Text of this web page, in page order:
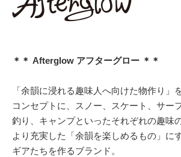
＊＊ Afterglow アフターグロー ＊＊
「余韻に浸れる趣味人へ向けた物作り」
コンセプトに、スノー、スケート、サーフ
釣り、キャンプといったそれぞれの趣味
より充実した「余韻を楽しめるもの」に
ギアたちを作るブランド。